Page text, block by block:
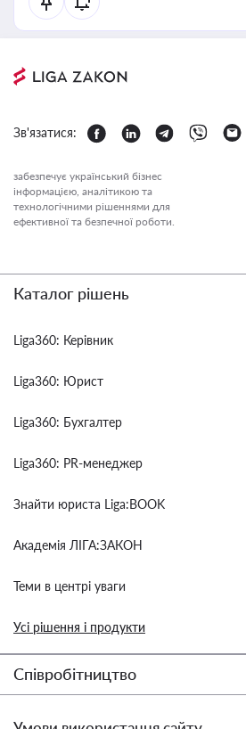
Зв'язатися:
забезпечує український бізнес
інформацією, аналітикою та
технологічними рішеннями для
ефективної та безпечної роботи.
Каталог рішень
Liga360: Керівник
Liga360: Юрист
Liga360: Бухгалтер
Liga360: PR-менеджер
Знайти юриста Liga:BOOK
Академія ЛІГА:ЗАКОН
Теми в центрі уваги
Усі рішення і продукти
Співробітництво